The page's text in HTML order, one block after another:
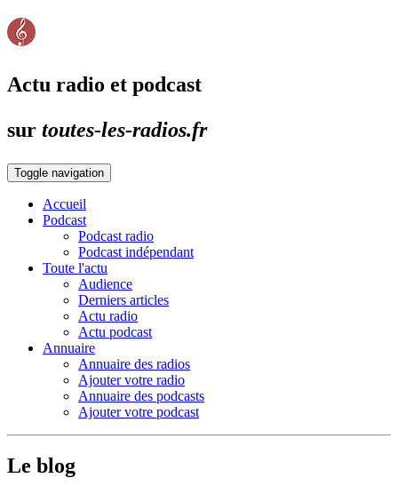
Actu radio et podcast
sur toutes-les-radios.fr
Toggle navigation
Accueil
Podcast
Podcast radio
Podcast indépendant
Toute l'actu
Audience
Derniers articles
Actu radio
Actu podcast
Annuaire
Annuaire des radios
Ajouter votre radio
Annuaire des podcasts
Ajouter votre podcast
Le blog